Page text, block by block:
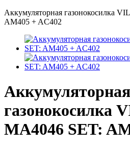
Аккумуляторная газонокосилка
AM405 + AC402
Аккумуляторная
газонокосилка
MA4046 SET: